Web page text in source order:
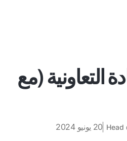
التعاونية (مع
Head 20 يونيو 2024